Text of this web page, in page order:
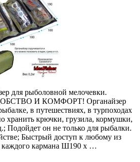
для рыболовной мелочевки.
И КОМФОРТ! Органайзер
в путешествиях, в турпоходах
хранить крючки, грузила, кормушки,
Подойдет он не только для рыбалки.
Быстрый доступ к любому из
каждого кармана Ш190 х …